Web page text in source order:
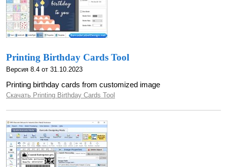
Printing Birthday Cards Tool
Версия 8.4 от 31.10.2023
Printing birthday cards from customized image
Скачать Printing Birthday Cards Tool